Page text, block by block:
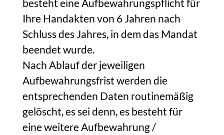
besteht eine Aufbewahrungspflicht für
Ihre Handakten von 6 Jahren nach
Schluss des Jahres, in dem das Mandat
beendet wurde.
Nach Ablauf der jeweiligen
Aufbewahrungsfrist werden die
entsprechenden Daten routinemäßig
gelöscht, es sei denn, es besteht für
eine weitere Aufbewahrung /